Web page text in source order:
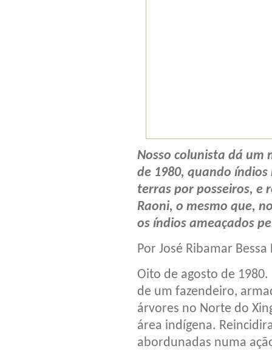
Nosso colunista dá um
de 1980, quando
terras por posseiros, e
Raoni, o mesmo que,
os índios ameaçados
Por José Ribamar
Oito de agosto de
de um fazendeiro,
árvores no Norte do
área indígena.
abordunadas numa